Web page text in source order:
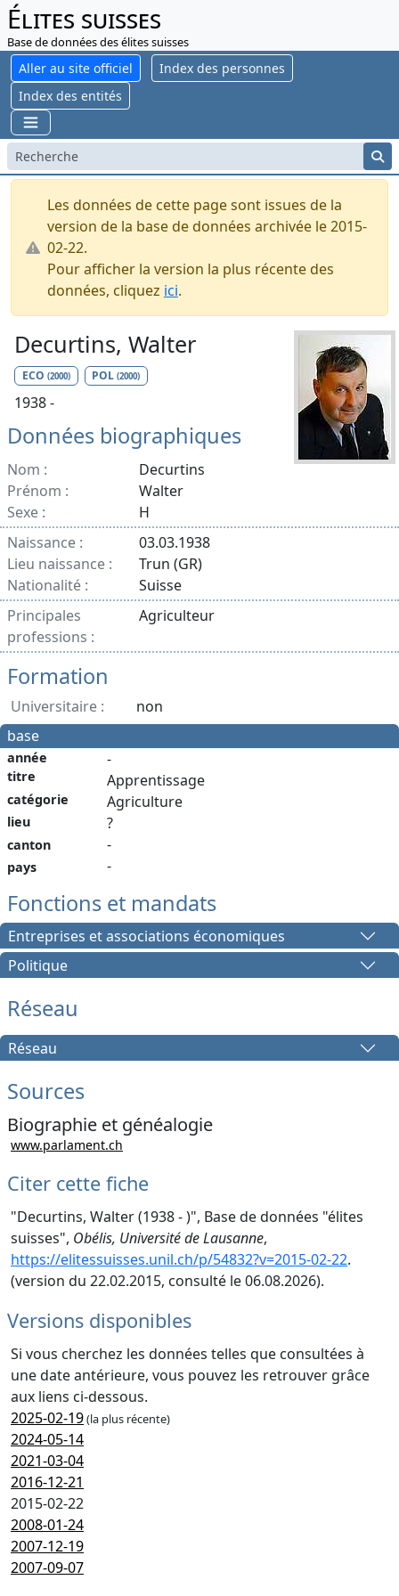
Élites suisses
Base de données des élites suisses
Aller au site officiel
Index des personnes
Index des entités
Les données de cette page sont issues de la
version de la base de données archivée le 2015-
02-22.
Pour afficher la version la plus récente des
données, cliquez ici.
Decurtins, Walter
ECO (2000) POL(2000)
1938 -
Données biographiques
Nom :
Decurtins
Prénom :
Walter
Sexe :
H
Naissance :
03.03.1938
Lieu naissance :
Trun (GR)
Nationalité :
Suisse
Principales
professions :
Agriculteur
Formation
Universitaire :
non
base
année
titre
catégorie
lieu
canton
pays
-
Apprentissage
Agriculture
?
-
-
Fonctions et mandats
Entreprises et associations économiques
Politique
Réseau
Réseau
Sources
Biographie et généalogie
www.parlament.ch
Citer cette fiche
"Decurtins, Walter (1938 - )", Base de données "élites
suisses", Obélis, Université de Lausanne,
https://elitessuisses.unil.ch/p/54832?v=2015-02-22.
(version du 22.02.2015, consulté le 06.08.2026).
Versions disponibles
Si vous cherchez les données telles que consultées à
une date antérieure, vous pouvez les retrouver grâce
aux liens ci-dessous.
2025-02-19(la plus récente)
2024-05-14
2021-03-04
2016-12-21
2015-02-22
2008-01-24
2007-12-19
2007-09-07